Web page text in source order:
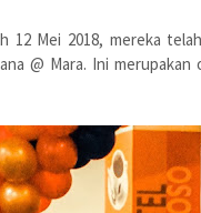
Mei 2018, mereka
@ Mara. Ini